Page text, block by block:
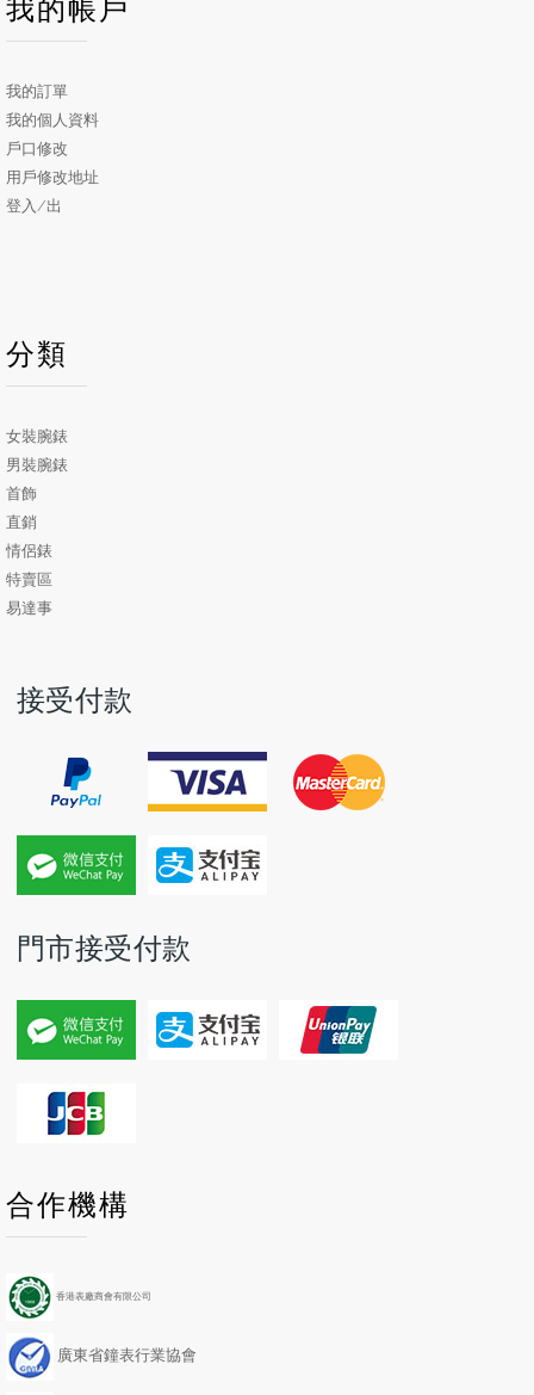
我的帳戶
我的訂單
我的個人資料
戶口修改
用戶修改地址
登入/出
分類
女裝腕錶
男裝腕錶
首飾
直銷
情侶錶
特賣區
易達事
接受付款
門市接受付款
合作機構
香港表廠商會有限公司
廣東省鐘表行業協會
r
e
o
s
r
e
i
o
u
s
M
N
e
x
Y
e
a
r
N
e
x